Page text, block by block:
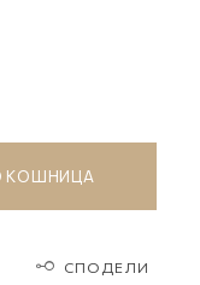
КОШНИЦА
СПОДЕЛИ